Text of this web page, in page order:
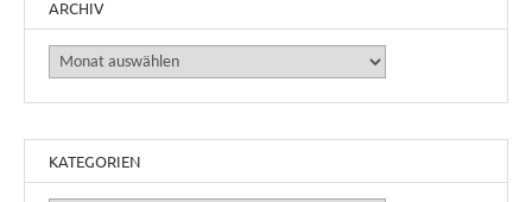
ARCHIV
Archiv
KATEGORIEN